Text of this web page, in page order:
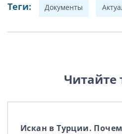
Теги: Документы
Читайте
Искан в Турции.